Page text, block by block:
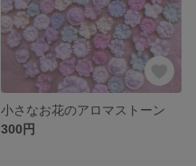
小さなお花のアロマストーン
300円